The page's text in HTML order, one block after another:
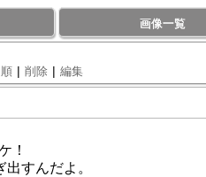
画像一覧
| 削除 | 編集
！
すんだよ。